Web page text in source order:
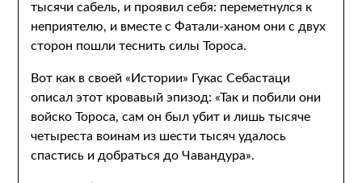
тысячи сабель, и проявил себя: переметнулся к
неприятелю, и вместе с Фатали-ханом они с двух
сторон пошли теснить силы Тороса.
Вот как в своей «Истории» Гукас Себастаци
описал этот кровавый эпизод: «Так и побили они
войско Тороса, сам он был убит и лишь тысяче
четыреста воинам из шести тысяч удалось
спастись и добраться до Чавандура».